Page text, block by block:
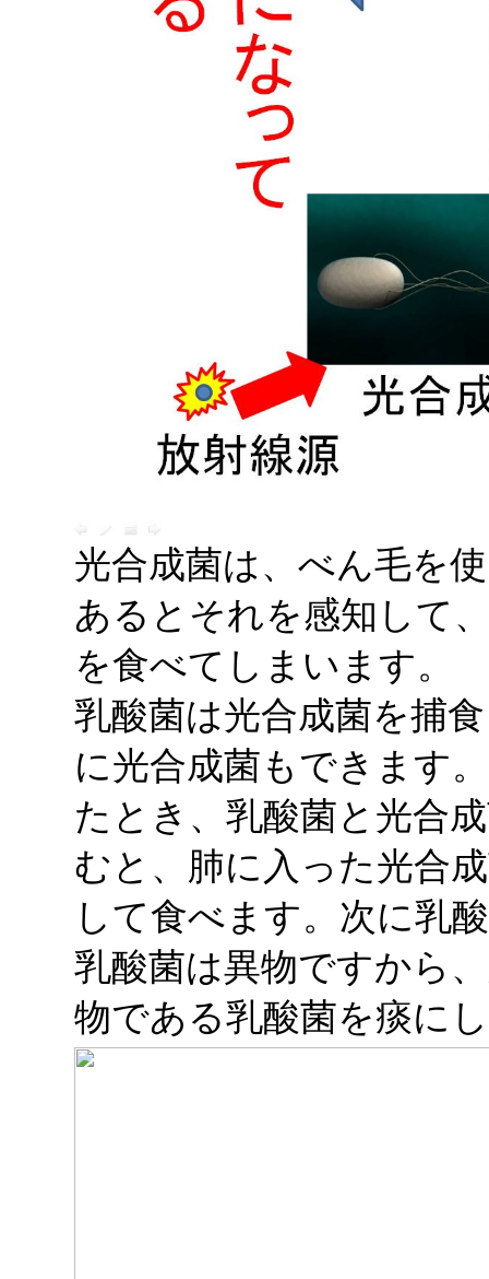
光合成菌は、べん毛を
あるとそれを感知して
を食べてしまいます。
乳酸菌は光合成菌を捕
に光合成菌もできます
たとき、乳酸菌と光合
むと、肺に入った光合
して食べます。次に乳
乳酸菌は異物ですから
物である乳酸菌を痰に